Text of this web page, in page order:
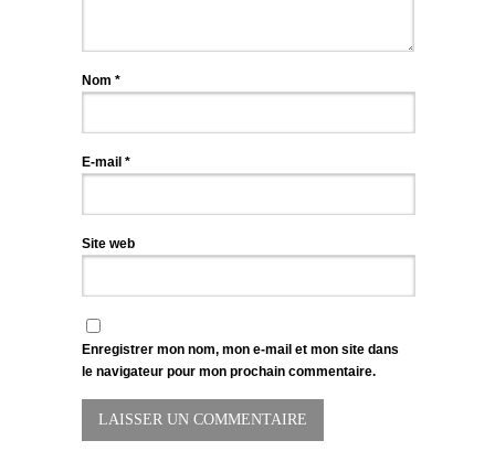
Nom *
E-mail *
Site web
Enregistrer mon nom, mon e-mail et mon site dans
le navigateur pour mon prochain commentaire.